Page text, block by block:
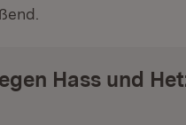
Hass und